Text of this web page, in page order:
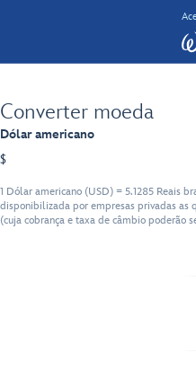
Converter moeda
Dólar americano
$
1 Dólar americano (USD) = 5.1285 Reais
disponibilizada por empresas privadas as
(cuja cobrança e taxa de câmbio poderão